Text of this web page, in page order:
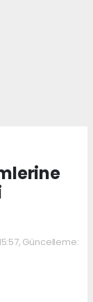
Güncelleme: